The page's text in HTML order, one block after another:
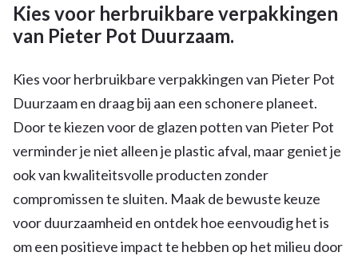
Kies voor herbruikbare verpakkingen
van Pieter Pot Duurzaam.
Kies voor herbruikbare verpakkingen van Pieter Pot
Duurzaam en draag bij aan een schonere planeet.
Door te kiezen voor de glazen potten van Pieter Pot
verminder je niet alleen je plastic afval, maar geniet je
ook van kwaliteitsvolle producten zonder
compromissen te sluiten. Maak de bewuste keuze
voor duurzaamheid en ontdek hoe eenvoudig het is
om een positieve impact te hebben op het milieu door